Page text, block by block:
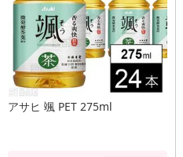
アサヒ 颯 PET 275ml